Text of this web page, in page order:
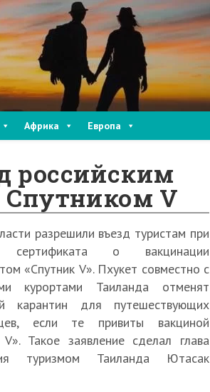
Африка Европа
российским
Спутником V
разрешили въезд туристам при
сертификата о вакцинации
«Спутник V». Пхукет совместно с
курортами Таиланда отменят
карантин для путешествующих
если те привиты вакциной
V». Такое заявление сделал глава
туризмом Таиланда Ютасак